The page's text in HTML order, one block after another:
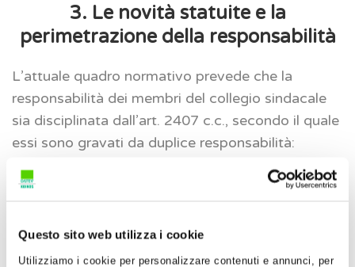
Questo sito web utilizza i cookie
Utilizziamo i cookie per personalizzare contenuti e annunci, per
3. Le novità statuite e la
perimetrazione della responsabilità
L’attuale quadro normativo prevede che la
responsabilità dei membri del collegio sindacale
sia disciplinata dall’art. 2407 c.c., secondo il quale
essi sono gravati da duplice responsabilità:
(Art. 2407,
primo comma)